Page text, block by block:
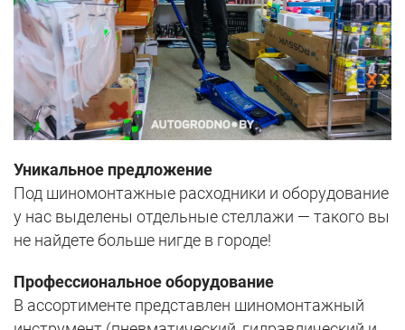
Уникальное предложение
Под шиномонтажные расходники и оборудование
у нас выделены отдельные стеллажи — такого вы
не найдете больше нигде в городе!
Профессиональное оборудование
В ассортименте представлен шиномонтажный